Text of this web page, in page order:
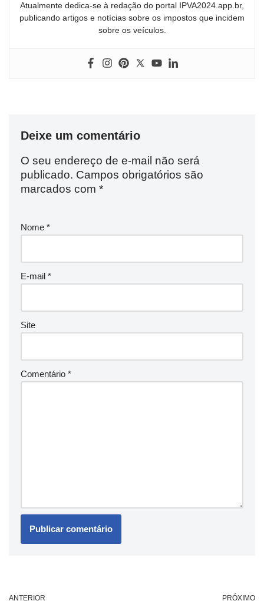
Atualmente dedica-se à redação do portal IPVA2024.app.br,
publicando artigos e notícias sobre os impostos que incidem
sobre os veículos.
Deixe um comentário
O seu endereço de e-mail não será
publicado. Campos obrigatórios são
marcados com *
Nome *
E-mail *
Site
Comentário *
ANTERIOR PRÓXIMO